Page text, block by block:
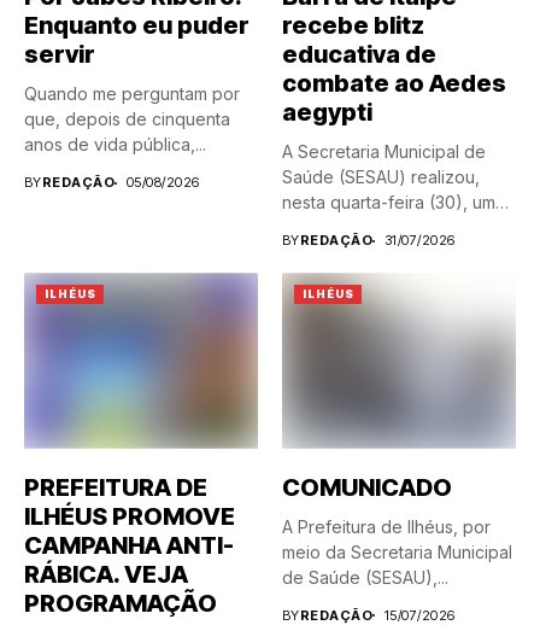
Enquanto eu puder
servir
Quando me perguntam por
que, depois de cinquenta
anos de vida pública,...
BYREDAÇÃO 05/08/2026
recebe blitz
educativa de
combate ao Aedes
aegypti
A Secretaria Municipal de
Saúde (SESAU) realizou,
nesta quarta-feira (30), uma
BYREDAÇÃO 31/07/2026
ILHÉUS
PREFEITURA DE
ILHÉUS PROMOVE
CAMPANHA ANTI-
RÁBICA. VEJA
PROGRAMAÇÃO
ILHÉUS
COMUNICADO
A Prefeitura de Ilhéus, por
meio da Secretaria Municipal
de Saúde (SESAU),...
BYREDAÇÃO 15/07/2026